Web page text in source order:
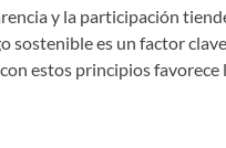
y la participación
sostenible es un factor
estos principios